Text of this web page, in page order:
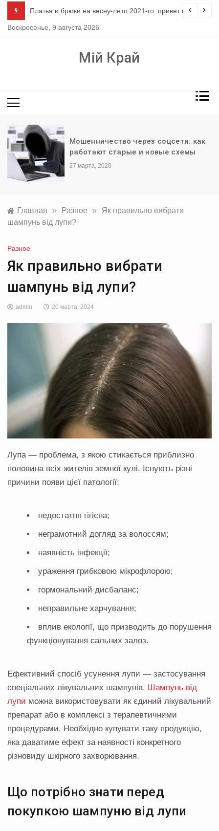
содержимому
Платья и брюки на весну-лето 2021-го: привет из 80-х
Воскресенье, 9 августа 2026
Мій Край
Мошенничество через соцсети: как
работают старые и новые схемы
27 марта, 2020
Главная » Разное »
Як правильно вибрати
шампунь від лупи?
Разное
Як правильно вибрати
шампунь від лупи?
admin 20 марта, 2024
Лупа — проблема, з якою стикається приблизно
половина всіх жителів земної кулі. Існують різні
причини появи цієї патології:
недостатня гігієна;
неграмотний догляд за волоссям;
наявність інфекції;
ураження грибковою мікрофлорою;
гормональний дисбаланс;
неправильне харчування;
вплив екології, що призводить до порушення
функціонування сальних залоз.
Ефективний спосіб усунення лупи — застосування
спеціальних лікувальних шампунів. Шампунь від
лупи можна використовувати як єдиний лікувальний
препарат або в комплексі з терапевтичними
процедурами. Необхідно купувати таку продукцію,
яка даватиме ефект за наявності конкретного
різновиду шкірного захворювання.
Що потрібно знати перед
покупкою шампуню від лупи